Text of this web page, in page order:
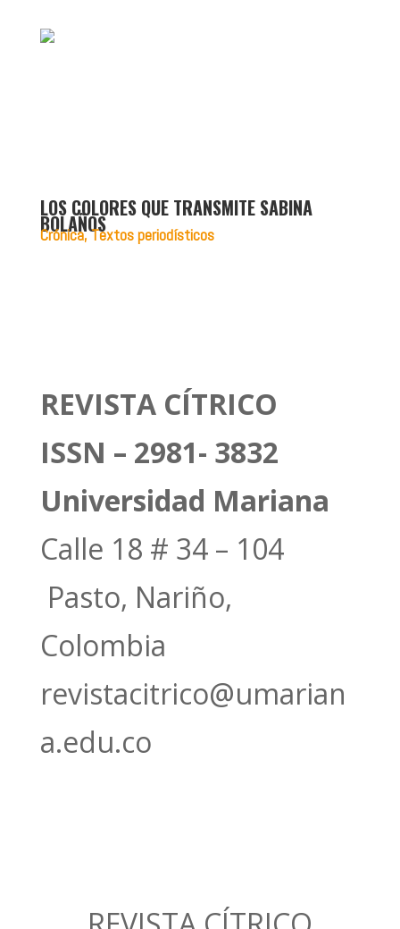
LOS COLORES QUE TRANSMITE SABINA
BOLAÑOS
Crónica,Textos periodísticos
REVISTA CÍTRICO
ISSN – 2981- 3832
Universidad Mariana
Calle 18 # 34 – 104
Pasto, Nariño,
Colombia
revistacitrico@umarian
a.edu.co